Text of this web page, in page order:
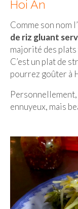
Hoi An
Comme son nom
de riz gluant
majorité des
C’est un plat de
pourrez goûter à
Personnellement,
ennuyeux, mais